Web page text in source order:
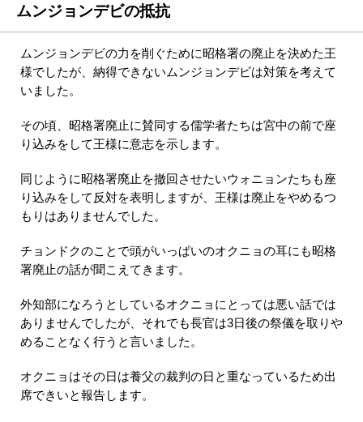
ムンジョンデビの抵抗
ムンジョンデビの力を削ぐために昭格署の廃止を決めた王
様でしたが、納得できないムンジョンデビは対策を考えて
いました。
その頃、昭格署廃止に賛同する儒学者たちは宮中の前で座
り込みをして王様に意志を示します。
同じように昭格署廃止を撤回させたいウォニョンたちも座
り込みをして反対を表明しますが、王様は廃止をやめるつ
もりはありませんでした。
チョンドクのことで頭がいっぱいのオクニョの耳にも昭格
署廃止の話が聞こえてきます。
外知部になろうとしているオクニョにとっては悪い話では
ありませんでしたが、それでも長官は3日後の祭儀を取りや
めることなく行うと言いました。
オクニョはその日は養父の裁判の日と重なっているため出
席できいと報告します。